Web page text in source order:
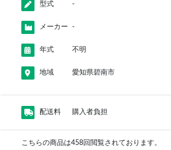
型式 -
メーカー -
年式 不明
地域 愛知県碧南市
配送料 購入者負担
こちらの商品は458回閲覧されております。